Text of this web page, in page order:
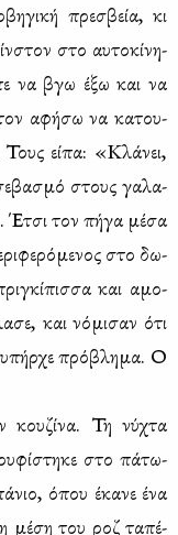
πρε­σβεία, κι
στο αυ­το­κί­νη­
να βγω έξω και να
αφή­σω να κα­του­
εί­πα: «Κλά­νει,
σε­βα­σμό στους γα­λα­
Έτσι τον πή­γα μέ­σα
στο δω­
και αμο­
και νό­μι­σαν ότι
πρό­βλη­μα. Ο
κου­ζί­να. Τη νύ­χτα
στο πά­τω­
όπου έκα­νε ένα
μέ­ση του ροζ τα­πέ­